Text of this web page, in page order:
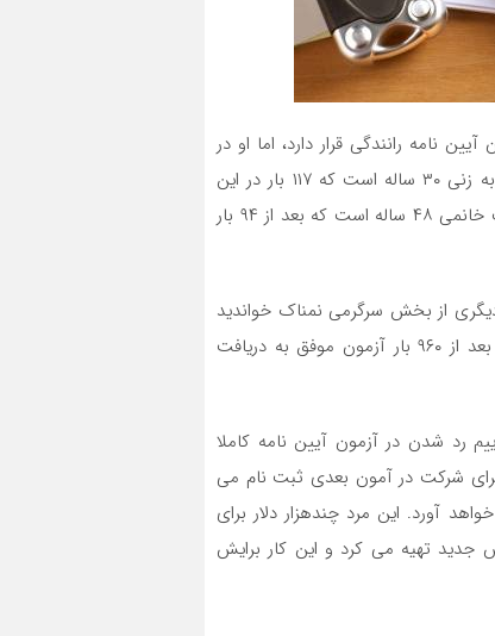
نامه رانندگی قرار دارد، اما او در
این مسیر تنها نیست و اطلاعات نشان می دهد که دومین تعداد شکست مربوط به زنی ۳۰ ساله است که ۱۱۷ بار در این
آزمون شرکت کرده و هنوز موفق به قبولی در آن نشده است. رتبه ی سوم در دست خانمی ۴۸ ساله است که بعد از ۹۴ بار
از بخش سرگرمی نمناک خواندید
رکورد بیشترین دفعات رد شدن در آزمون شهری در دست پیرزن کره ای است که بعد از ۹۶۰ بار آزمون موفق به دریافت
رد شدن در آزمون آیین نامه کاملا
تئوری همچنان برای شرکت در آمون بعدی ثبت نام می
آورد. این مرد چندهزار دلار برای
جدید تهیه می کرد و این کار برایش